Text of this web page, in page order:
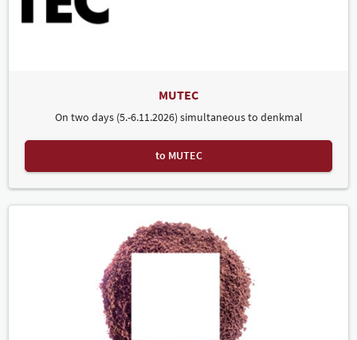
MUTEC
On two days (5.-6.11.2026) simultaneous to denkmal
to MUTEC